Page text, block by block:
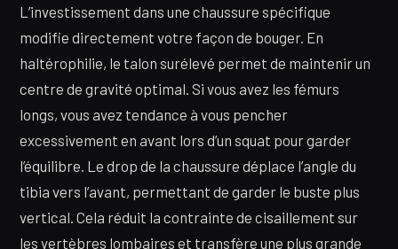
L’investissement dans une chaussure spécifique
modifie directement votre façon de bouger. En
haltérophilie, le talon surélevé permet de maintenir un
centre de gravité optimal. Si vous avez les fémurs
longs, vous avez tendance à vous pencher
excessivement en avant lors d’un squat pour garder
l’équilibre. Le drop de la chaussure déplace l’angle du
tibia vers l’avant, permettant de garder le buste plus
vertical. Cela réduit la contrainte de cisaillement sur
les vertèbres lombaires et transfère une plus grande